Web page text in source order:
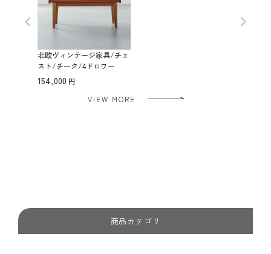
北欧ヴィンテージ家具/チェ
スト/チーク/4ドロワー
154,000
VIEW MORE
商品カテゴリ